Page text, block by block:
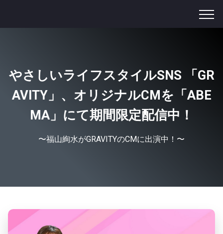
やさしいライフスタイルSNS 「GR
AVITY」、オリジナルCMを「ABE
MA」にて期間限定配信中！
〜福山絢水がGRAVITYのCMに出演中！〜